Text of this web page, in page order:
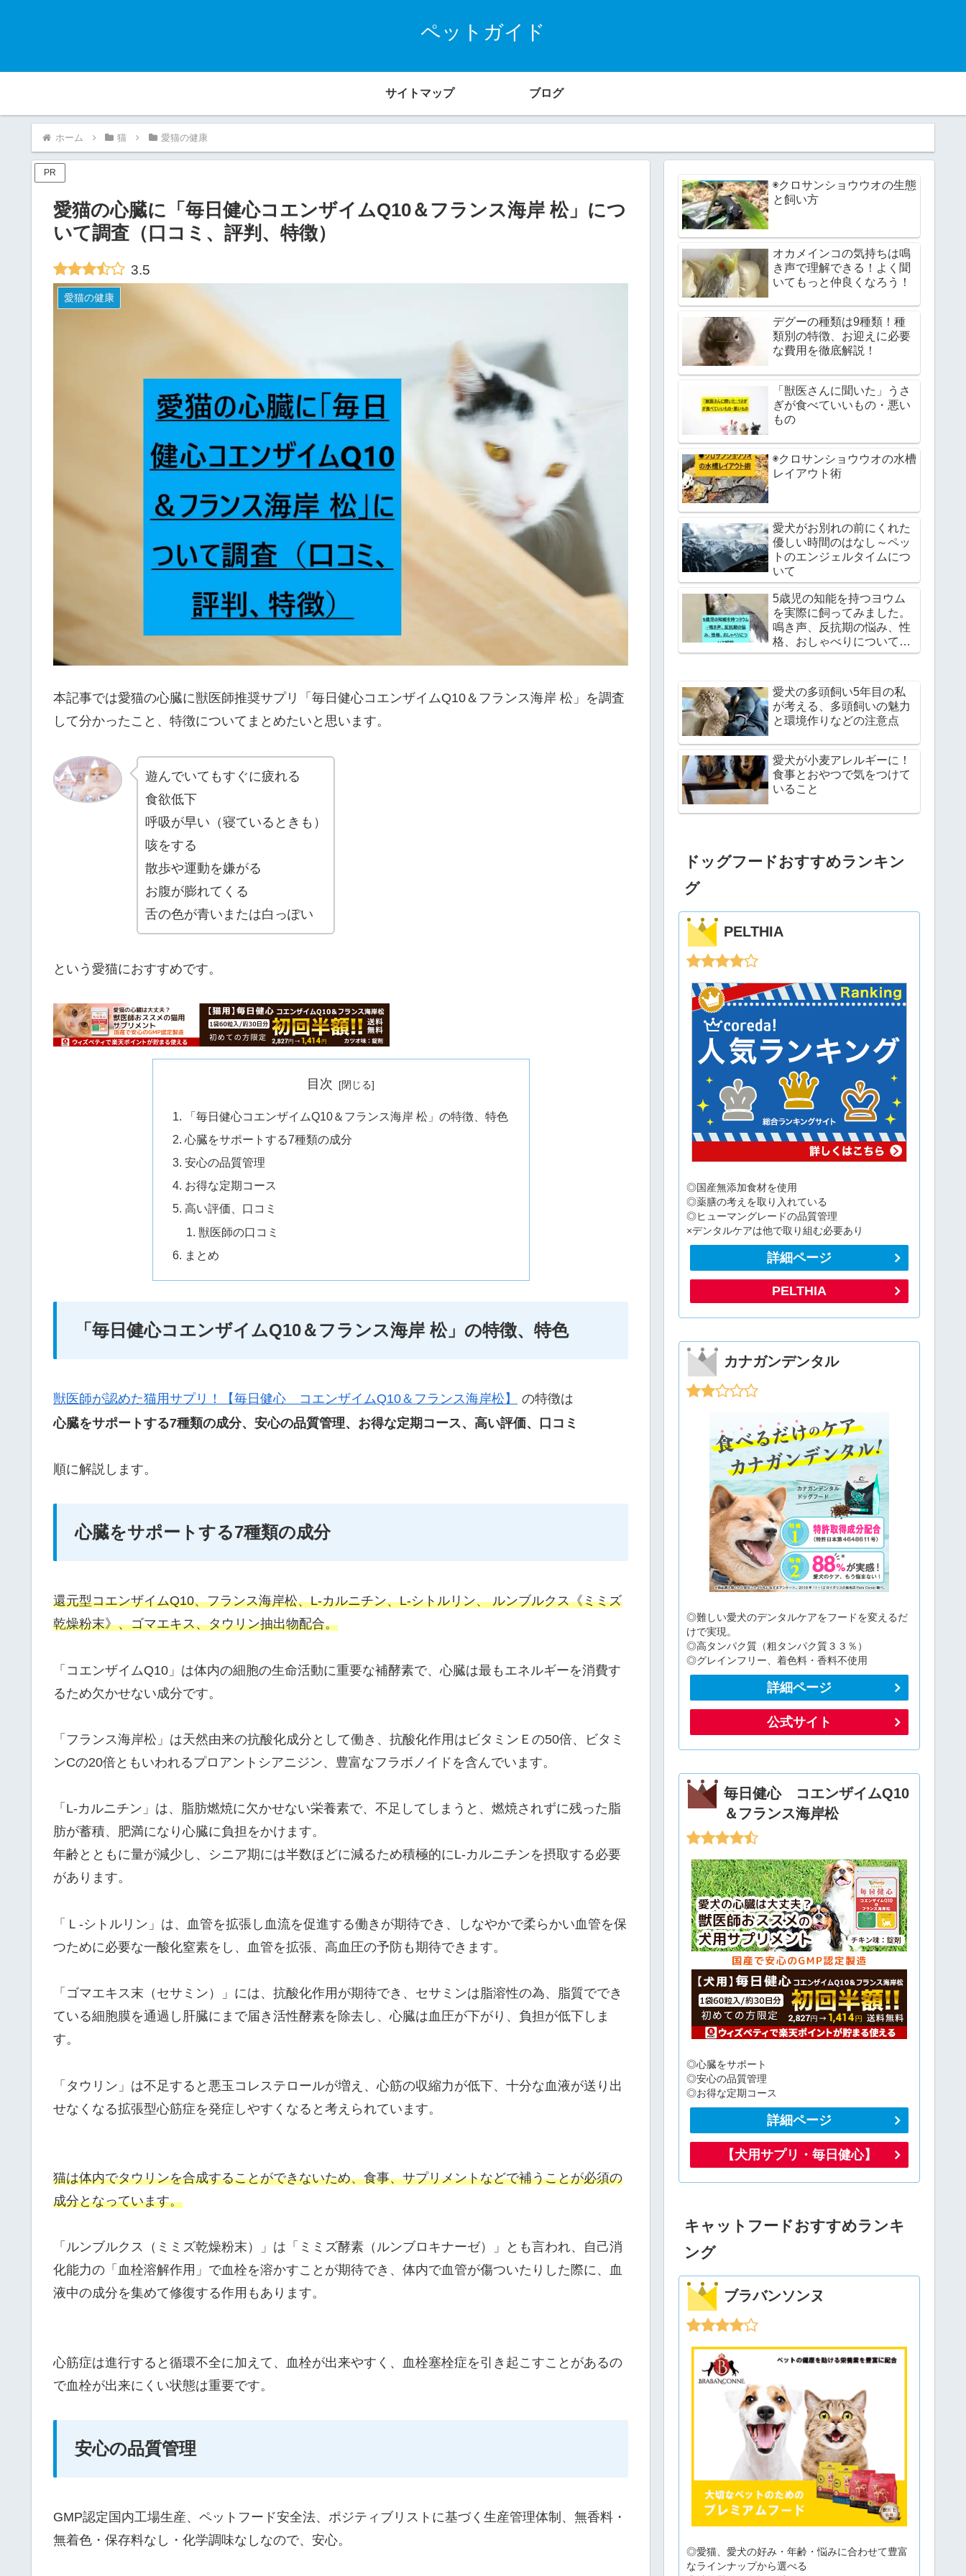
ペットガイド
サイトマップ ブログ
ホーム 猫 愛猫の健康
PR
愛猫の心臓に「毎日健心コエンザイムQ10＆フランス海岸 松」につ
いて調査（口コミ、評判、特徴）
3.5
愛猫の健康
本記事では愛猫の心臓に獣医師推奨サプリ「毎日健心コエンザイムQ10＆フランス海岸 松」を調査
して分かったこと、特徴についてまとめたいと思います。
遊んでいてもすぐに疲れる
食欲低下
呼吸が早い（寝ているときも）
咳をする
散歩や運動を嫌がる
お腹が膨れてくる
舌の色が青いまたは白っぽい
という愛猫におすすめです。
目次
「毎日健心コエンザイムQ10＆フランス海岸 松」の特徴、特色
心臓をサポートする7種類の成分
安心の品質管理
お得な定期コース
高い評価、口コミ
獣医師の口コミ
まとめ
「毎日健心コエンザイムQ10＆フランス海岸 松」の特徴、特色
獣医師が認めた猫用サプリ！【毎日健心 コエンザイムQ10＆フランス海岸松】
の特徴は
心臓をサポートする7種類の成分、安心の品質管理、お得な定期コース、高い評価、口コミ
順に解説します。
心臓をサポートする7種類の成分
還元型コエンザイムQ10、フランス海岸松、L-カルニチン、L-シトルリン、 ルンブルクス《ミミズ
乾燥粉末》、ゴマエキス、タウリン抽出物配合。
「コエンザイムQ10」は体内の細胞の生命活動に重要な補酵素で、心臓は最もエネルギーを消費す
るため欠かせない成分です。
「フランス海岸松」は天然由来の抗酸化成分として働き、抗酸化作用はビタミンＥの50倍、ビタミ
ンCの20倍ともいわれるプロアントシアニジン、豊富なフラボノイドを含んでいます。
「L-カルニチン」は、脂肪燃焼に欠かせない栄養素で、不足してしまうと、燃焼されずに残った脂
肪が蓄積、肥満になり心臓に負担をかけます。
年齢とともに量が減少し、シニア期には半数ほどに減るため積極的にL-カルニチンを摂取する必要
があります。
「Ｌ-シトルリン」は、血管を拡張し血流を促進する働きが期待でき、しなやかで柔らかい血管を保
つために必要な一酸化窒素をし、血管を拡張、高血圧の予防も期待できます。
「ゴマエキス末（セサミン）」には、抗酸化作用が期待でき、セサミンは脂溶性の為、脂質ででき
ている細胞膜を通過し肝臓にまで届き活性酵素を除去し、心臓は血圧が下がり、負担が低下しま
す。
「タウリン」は不足すると悪玉コレステロールが増え、心筋の収縮力が低下、十分な血液が送り出
せなくなる拡張型心筋症を発症しやすくなると考えられています。
猫は体内でタウリンを合成することができないため、食事、サプリメントなどで補うことが必須の
成分となっています。
「ルンブルクス（ミミズ乾燥粉末）」は「ミミズ酵素（ルンブロキナーゼ）」とも言われ、自己消
化能力の「血栓溶解作用」で血栓を溶かすことが期待でき、体内で血管が傷ついたりした際に、血
液中の成分を集めて修復する作用もあります。
心筋症は進行すると循環不全に加えて、血栓が出来やすく、血栓塞栓症を引き起こすことがあるの
で血栓が出来にくい状態は重要です。
安心の品質管理
GMP認定国内工場生産、ペットフード安全法、ポジティブリストに基づく生産管理体制、無香料・
無着色・保存料なし・化学調味なしなので、安心。
◉クロサンショウウオの生態
と飼い方
オカメインコの気持ちは鳴
き声で理解できる！よく聞
いてもっと仲良くなろう！
デグーの種類は9種類！種
類別の特徴、お迎えに必要
な費用を徹底解説！
「獣医さんに聞いた」うさ
ぎが食べていいもの・悪い
もの
◉クロサンショウウオの水槽
レイアウト術
愛犬がお別れの前にくれた
優しい時間のはなし～ペッ
トのエンジェルタイムにつ
いて
5歳児の知能を持つヨウム
を実際に飼ってみました。
鳴き声、反抗期の悩み、性
格、おしゃべりについて解
説
愛犬の多頭飼い5年目の私
が考える、多頭飼いの魅力
と環境作りなどの注意点
愛犬が小麦アレルギーに！
食事とおやつで気をつけて
いること
ドッグフードおすすめランキン
グ
PELTHIA
◎国産無添加食材を使用
◎薬膳の考えを取り入れている
◎ヒューマングレードの品質管理
×デンタルケアは他で取り組む必要あり
詳細ページ
PELTHIA
カナガンデンタル
◎難しい愛犬のデンタルケアをフードを変えるだ
けで実現。
◎高タンパク質（粗タンパク質３３％）
◎グレインフリー、着色料・香料不使用
詳細ページ
公式サイト
毎日健心 コエンザイムQ10
＆フランス海岸松
◎心臓をサポート
◎安心の品質管理
◎お得な定期コース
詳細ページ
【犬用サプリ・毎日健心】
キャットフードおすすめランキ
ング
ブラバンソンヌ
◎愛猫、愛犬の好み・年齢・悩みに合わせて豊富
なラインナップから選べる